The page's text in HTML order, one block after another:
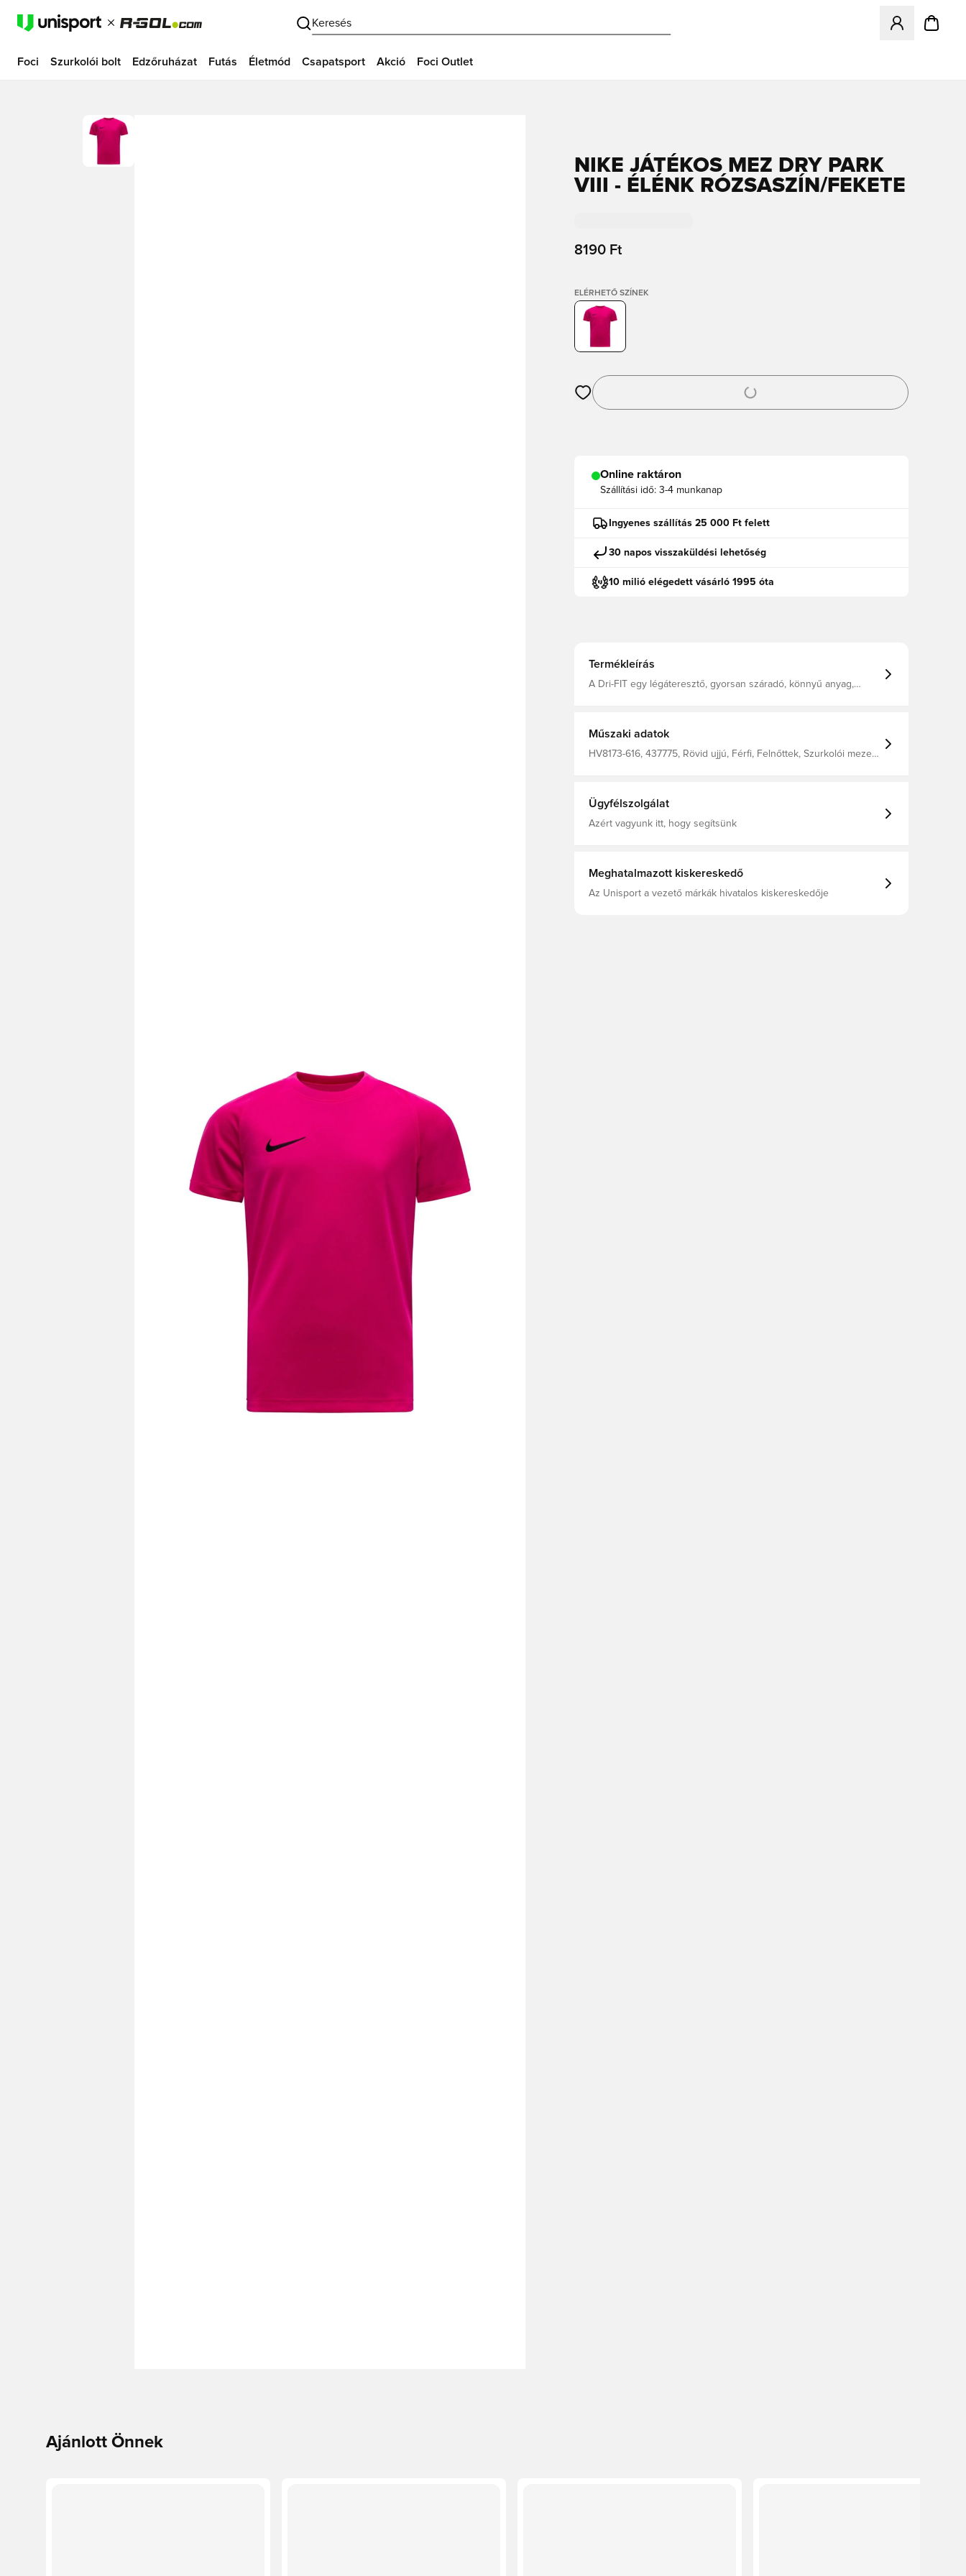
Keresés
Megnyit egy
Foci Szurkolói bolt Edzőruházat Futás Életmód Csapatsport Akció Foci Outlet
NIKE JÁTÉKOS MEZ DRY PARK
VIII - ÉLÉNK RÓZSASZÍN/FEKETE
8190 Ft
ELÉRHETŐ SZÍNEK
Megnyit egy modált a bejelentkezéshez vagy a tagként való regisztrációhoz
Online raktáron
Szállítási idő: 3-4 munkanap
Ingyenes szállítás 25 000 Ft felett
30 napos visszaküldési lehetőség
10 milió elégedett vásárló 1995 óta
Termékleírás
A Dri-FIT egy légáteresztő, gyorsan száradó, könnyű anyag,
Szűkített szabás. 100% poliészterből készült.
Műszaki adatok
HV8173-616, 437775, Rövid ujjú, Férfi, Felnőttek, Szurkolói mezek,
Ügyfélszolgálat
Azért vagyunk itt, hogy segítsünk
Meghatalmazott kiskereskedő
Az Unisport a vezető márkák hivatalos kiskereskedője
Ajánlott Önnek